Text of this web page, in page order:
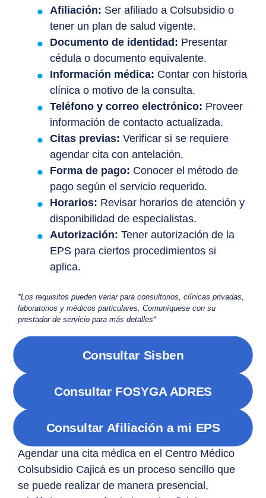
Afiliación: Ser afiliado a Colsubsidio o
tener un plan de salud vigente.
Documento de identidad: Presentar
cédula o documento equivalente.
Información médica: Contar con historia
clínica o motivo de la consulta.
Teléfono y correo electrónico: Proveer
información de contacto actualizada.
Citas previas: Verificar si se requiere
agendar cita con antelación.
Forma de pago: Conocer el método de
pago según el servicio requerido.
Horarios: Revisar horarios de atención y
disponibilidad de especialistas.
Autorización: Tener autorización de la
EPS para ciertos procedimientos si
aplica.
*Los requisitos pueden variar para consultorios, clínicas privadas,
laboratorios y médicos particulares. Comuníquese con su
prestador de servicio para más detalles*
Consultar Sisben
Consultar FOSYGA ADRES
Consultar Afiliación a mi EPS
Agendar una cita médica en el Centro Médico
Colsubsidio Cajicá es un proceso sencillo que
se puede realizar de manera presencial,